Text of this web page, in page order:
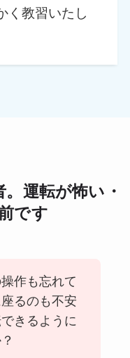
く教習いたし
運転が怖い・
です
作も忘れて
るのも不安
きるように